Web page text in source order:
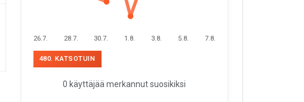
26.7. 28.7. 30.7. 1.8. 3.8. 5.8. 7.8.
480. KATSOTUIN
0 käyttäjää merkannut suosikiksi